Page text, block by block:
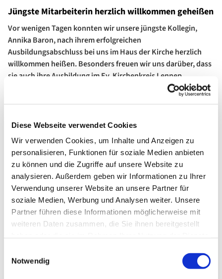
Diese Webseite verwendet Cookies
Wir verwenden Cookies, um Inhalte und Anzeigen zu
personalisieren, Funktionen für soziale Medien anbieten
zu können und die Zugriffe auf unsere Website zu
analysieren. Außerdem geben wir Informationen zu Ihrer
Verwendung unserer Website an unsere Partner für
soziale Medien, Werbung und Analysen weiter. Unsere
Partner führen diese Informationen möglicherweise mit
weiteren Daten zusammen, die Sie ihnen bereitgestellt
Notwendig
Jüngste Mitarbeiterin herzlich willkommen geheißen
Vor wenigen Tagen konnten wir unsere jüngste Kollegin,
Annika Baron, nach ihrem erfolgreichen
Ausbildungsabschluss bei uns im Haus der Kirche herzlich
willkommen heißen. Besonders freuen wir uns darüber, dass
sie auch ihre Ausbildung im Ev. Kirchenkreis Lennep
Der Leiter unseres Ev. Verwaltungsamtes, Frank Busch, ist
ihrer Ausbildung in unserer Kirchenkreis-Verwaltung
übernehmen konnten. "Dies unterstreicht nicht nur die hohe
Qualität unseres Ausbildungsprogrammes, sondern auch das
Vertrauen, das Frau Baron in uns als Arbeitger setzt", so
Kirchenverwaltungs-Direktor Busch.
Unsere Superintendentin, Pfarrerin Antje Menn, betonte
außerdem, wie wichtig es sei, dass an vielen Stellen in unserer
Evangelischen Kirche junge Talente gefördert werden und
Zuvor schon hatten die Mitarbeiterinnen und Mitarbeiter des
Hauses der Kirche unsere neue Kollegin mit einem Geschenk